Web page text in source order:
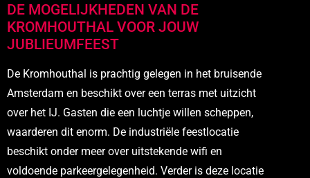
DE MOGELIJKHEDEN VAN DE
KROMHOUTHAL VOOR JOUW
JUBLIEUMFEEST
De Kromhouthal is prachtig gelegen in het bruisende
Amsterdam en beschikt over een terras met uitzicht
over het IJ. Gasten die een luchtje willen scheppen,
waarderen dit enorm. De industriële feestlocatie
beschikt onder meer over uitstekende wifi en
voldoende parkeergelegenheid. Verder is deze locatie